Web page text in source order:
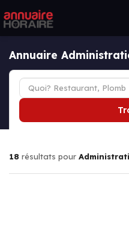
Annuaire
18 résultats pour